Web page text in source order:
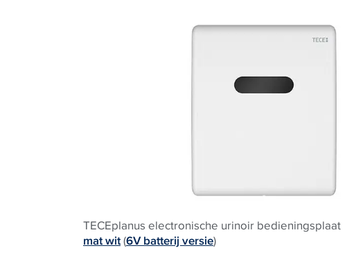
TECEplanus electronische urinoir bedieningsplaat
mat wit(6V batterij versie)